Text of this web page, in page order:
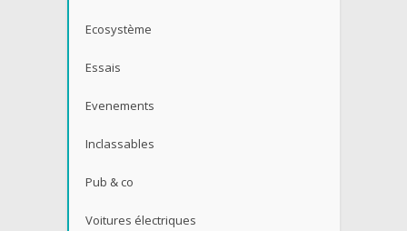
Ecosystème
Essais
Evenements
Inclassables
Pub & co
Voitures électriques